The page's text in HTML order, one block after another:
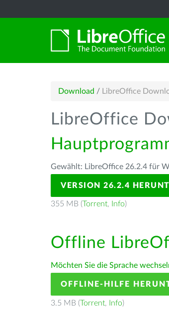
Download / LibreOffice
LibreOffice
Gewählt: LibreOffice 26.2.4 für
VERSION 26.2.4
355 MB (Torrent, Info)
Offline
Möchten Sie die Sprache
OFFLINE-HILFE
3.5 MB (Torrent, Info)